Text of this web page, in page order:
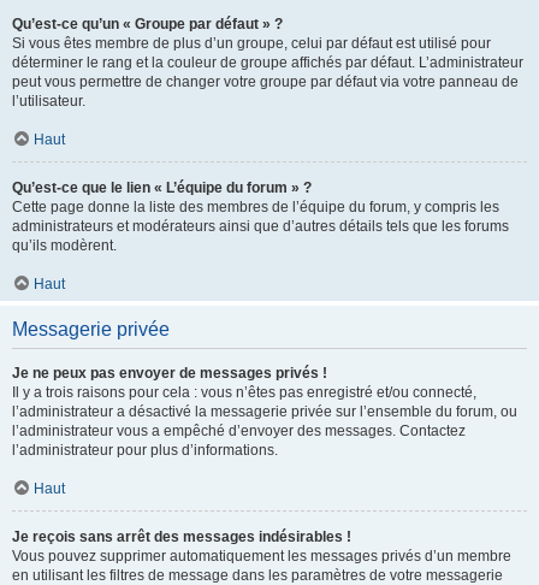
Qu’est-ce qu’un « Groupe par défaut » ?
Si vous êtes membre de plus d’un groupe, celui par défaut est utilisé pour
déterminer le rang et la couleur de groupe affichés par défaut. L’administrateur
peut vous permettre de changer votre groupe par défaut via votre panneau de
l’utilisateur.
Haut
Qu’est-ce que le lien « L’équipe du forum » ?
Cette page donne la liste des membres de l’équipe du forum, y compris les
administrateurs et modérateurs ainsi que d’autres détails tels que les forums
qu’ils modèrent.
Haut
Messagerie privée
Je ne peux pas envoyer de messages privés !
Il y a trois raisons pour cela : vous n’êtes pas enregistré et/ou connecté,
l’administrateur a désactivé la messagerie privée sur l’ensemble du forum, ou
l’administrateur vous a empêché d’envoyer des messages. Contactez
l’administrateur pour plus d’informations.
Haut
Je reçois sans arrêt des messages indésirables !
Vous pouvez supprimer automatiquement les messages privés d’un membre
en utilisant les filtres de message dans les paramètres de votre messagerie